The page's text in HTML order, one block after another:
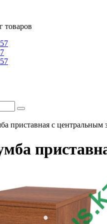
товаров
приставная с центральным